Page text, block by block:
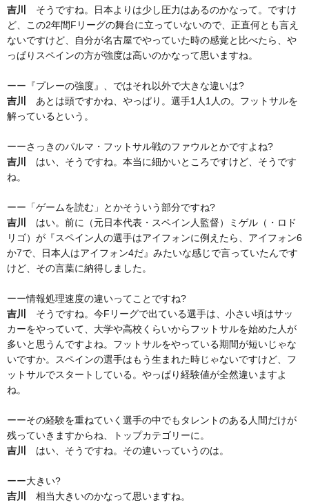
吉川
そうですね。日本よりは少し圧力はあるのかなって。ですけ
ど、この2年間Fリーグの舞台に立っていないので、正直何とも言え
ないですけど、自分が名古屋でやっていた時の感覚と比べたら、や
っぱりスペインの方が強度は高いのかなって思いますね。
ーー『プレーの強度』、ではそれ以外で大きな違いは?
吉川
あとは頭ですかね、やっぱり。選手1人1人の。フットサルを
解っているという。
ーーさっきのパルマ・フットサル戦のファウルとかですよね?
吉川
はい、そうですね。本当に細かいところですけど、そうです
ね。
ーー「ゲームを読む」とかそういう部分ですね?
吉川
はい。前に（元日本代表・スペイン人監督）ミゲル（・ロド
リゴ）が『スペイン人の選手はアイフォンに例えたら、アイフォン6
か7で、日本人はアイフォン4だ』みたいな感じで言っていたんです
けど、その言葉に納得しました。
ーー情報処理速度の違いってことですね?
吉川
そうですね。今Fリーグで出ている選手は、小さい頃はサッ
カーをやっていて、大学や高校くらいからフットサルを始めた人が
多いと思うんですよね。フットサルをやっている期間が短いじゃな
いですか。スペインの選手はもう生まれた時じゃないですけど、フ
ットサルでスタートしている。やっぱり経験値が全然違いますよ
ね。
ーーその経験を重ねていく選手の中でもタレントのある人間だけが
残っていきますからね、トップカテゴリーに。
吉川
はい、そうですね。その違いっていうのは。
ーー大きい?
吉川
相当大きいのかなって思いますね。